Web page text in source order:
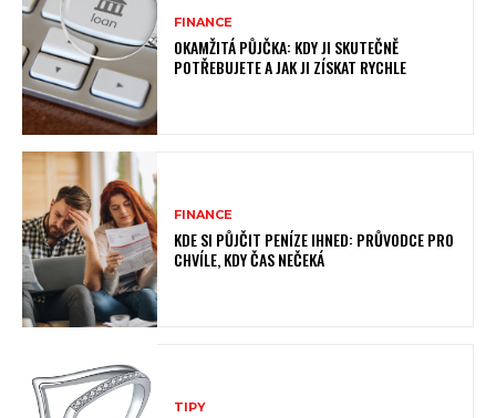
FINANCE
OKAMŽITÁ PŮJČKA: KDY JI SKUTEČNĚ
POTŘEBUJETE A JAK JI ZÍSKAT RYCHLE
FINANCE
KDE SI PŮJČIT PENÍZE IHNED: PRŮVODCE PRO
CHVÍLE, KDY ČAS NEČEKÁ
TIPY